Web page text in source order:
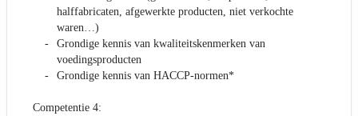
halffabricaten, afgewerkte producten, niet verkochte
waren…)
Grondige kennis van kwaliteitskenmerken van
voedingsproducten
Grondige kennis van HACCP-normen*
Competentie 4: